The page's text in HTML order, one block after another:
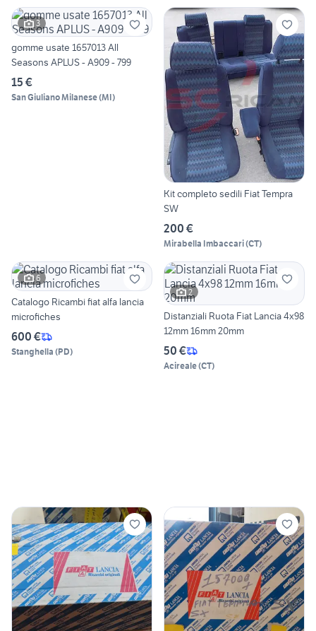
3
gomme usate 1657013 All
Seasons APLUS - A909 - 799
15 €
San Giuliano Milanese(MI)
Kit completo sedili Fiat Tempra
SW
200 €
Mirabella Imbaccari(CT)
6
Catalogo Ricambi fiat alfa lancia
microfiches
600 €
Stanghella (PD)
2
Distanziali Ruota Fiat Lancia 4x98
12mm 16mm 20mm
50 €
Acireale(CT)